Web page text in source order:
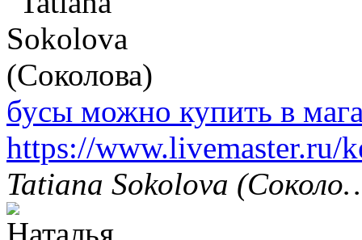
бусы можно купить в
https://www.livemaster.ru/
Tatiana Sokolova